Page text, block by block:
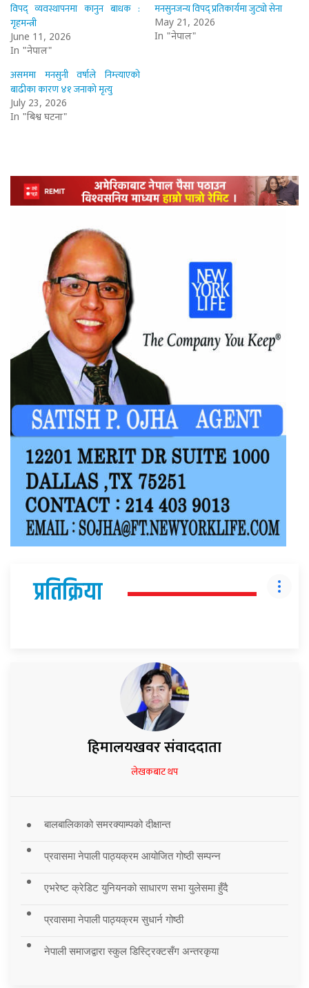
विपद् व्यवस्थापनमा कानुन बाधक :
गृहमन्त्री
June 11, 2026
In "नेपाल"
मनसुनजन्य विपद् प्रतिकार्यमा जुट्यो सेना
May 21, 2026
In "नेपाल"
असममा मनसुनी वर्षाले निम्त्याएको
बाढीका कारण ४१ जनाको मृत्यु
July 23, 2026
In "बिश्व घटना"
प्रतिक्रिया
हिमालयखवर संवाददाता
लेखकबाट थप
बालबालिकाको समरक्याम्पको दीक्षान्त
प्रवासमा नेपाली पाठ्यक्रम आयोजित गोष्ठी सम्पन्न
एभरेष्ट क्रेडिट युनियनको साधारण सभा युलेसमा हुँदै
प्रवासमा नेपाली पाठ्यक्रम सुधार्न गोष्ठी
नेपाली समाजद्वारा स्कुल डिस्ट्रिक्टसँग अन्तरकृया